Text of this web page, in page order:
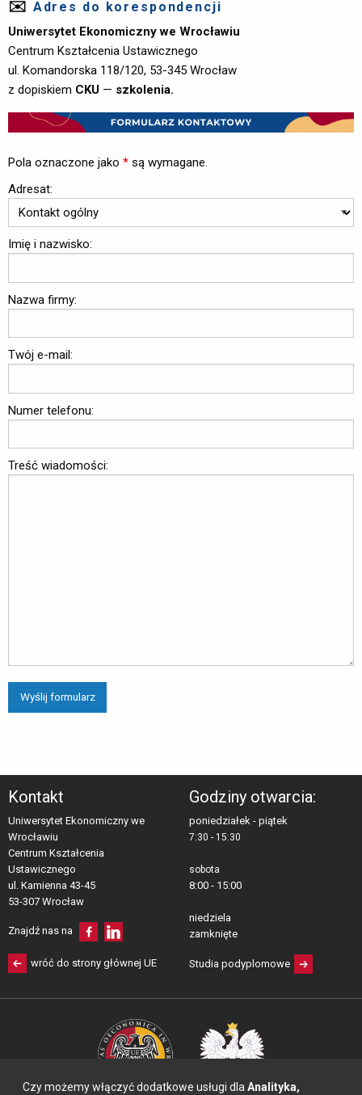
✉️ Adres do korespondencji
Uniwersytet Ekonomiczny we Wrocławiu
Centrum Kształcenia Ustawicznego
ul. Komandorska 118/120, 53-345 Wrocław
z dopiskiem CKU — szkolenia.
Pola oznaczone jako * są wymagane.
Adresat:
Imię i nazwisko:
Nazwa firmy:
Twój e-mail:
Numer telefonu:
Treść wiadomości:
Wyślij formularz
Kontakt
Uniwersytet Ekonomiczny we
Wrocławiu
Centrum Kształcenia
Ustawicznego
ul. Kamienna 43-45
53-307 Wrocław
Znajdź nas na
wróć do strony głównej UE
Godziny otwarcia:
poniedziałek - piątek
7:30 - 15:30
sobota
8:00 - 15:00
niedziela
zamknięte
Studia podyplomowe
Czy możemy włączyć dodatkowe usługi dla Analityka,